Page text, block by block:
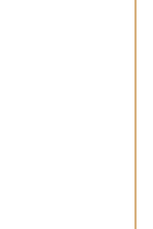
vocation en